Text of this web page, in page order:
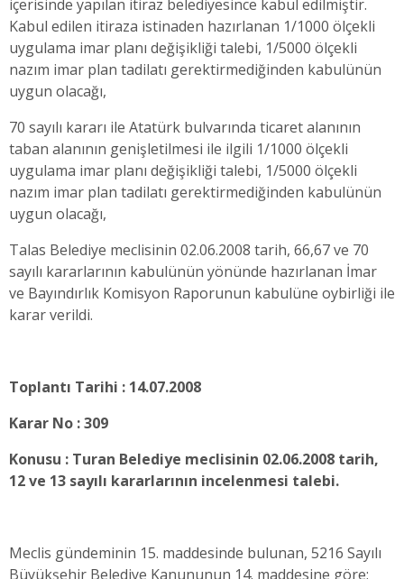
içerisinde yapılan itiraz belediyesince kabul edilmiştir.
Kabul edilen itiraza istinaden hazırlanan 1/1000 ölçekli
uygulama imar planı değişikliği talebi, 1/5000 ölçekli
nazım imar plan tadilatı gerektirmediğinden kabulünün
uygun olacağı,
70 sayılı kararı ile Atatürk bulvarında ticaret alanının
taban alanının genişletilmesi ile ilgili 1/1000 ölçekli
uygulama imar planı değişikliği talebi, 1/5000 ölçekli
nazım imar plan tadilatı gerektirmediğinden kabulünün
uygun olacağı,
Talas Belediye meclisinin 02.06.2008 tarih, 66,67 ve 70
sayılı kararlarının kabulünün yönünde hazırlanan İmar
ve Bayındırlık Komisyon Raporunun kabulüne oybirliği ile
karar verildi.
Toplantı Tarihi : 14.07.2008
Karar No : 309
Konusu : Turan Belediye meclisinin 02.06.2008 tarih,
12 ve 13 sayılı kararlarının incelenmesi talebi.
Meclis gündeminin 15. maddesinde bulunan, 5216 Sayılı
Büyükşehir Belediye Kanununun 14. maddesine göre;